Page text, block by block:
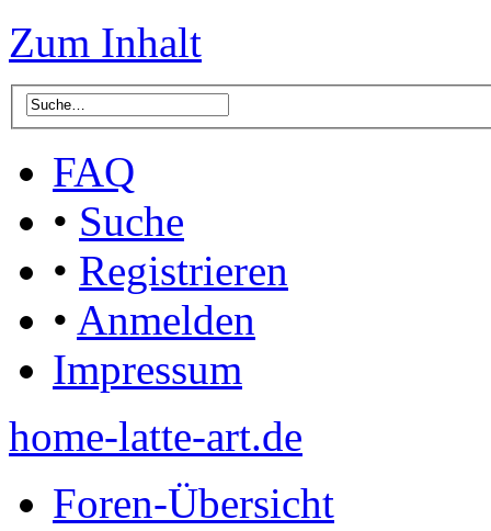
Zum Inhalt
FAQ
• Suche
• Registrieren
• Anmelden
Impressum
home-latte-art.de
Foren-Übersicht